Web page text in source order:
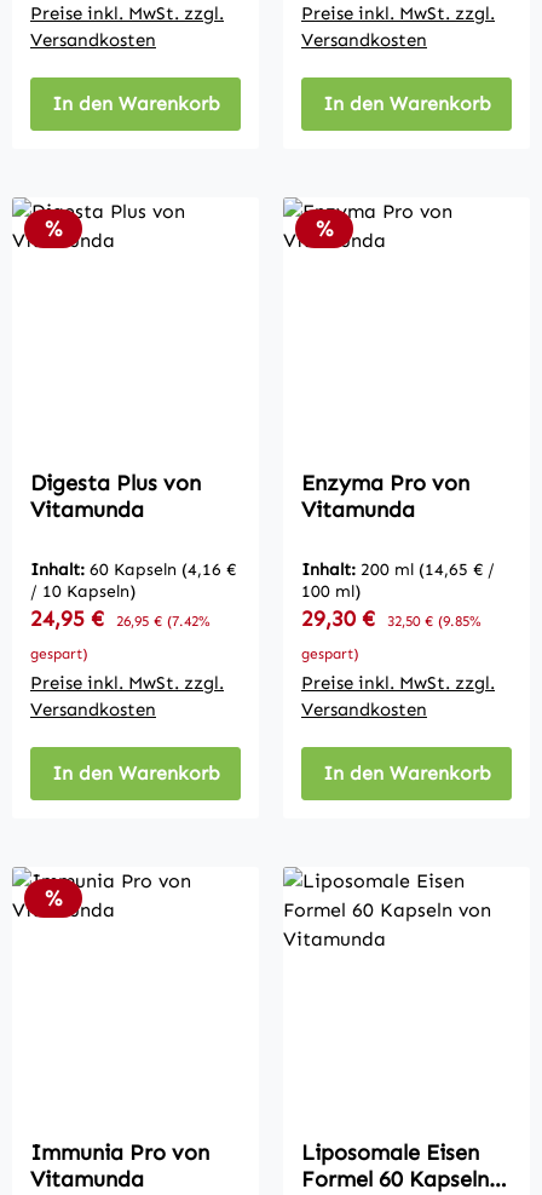
Preise inkl. MwSt. zzgl.
Versandkosten
In den Warenkorb
Preise inkl. MwSt. zzgl.
Versandkosten
In den Warenkorb
Rabatt
%
Digesta Plus von
Vitamunda
Inhalt: 60 Kapseln (4,16 €
/ 10 Kapseln)
Verkaufspreis:
24,95 € Regulärer Preis:
26,95 € (7.42%
gespart)
Preise inkl. MwSt. zzgl.
Versandkosten
In den Warenkorb
Rabatt
%
Enzyma Pro von
Vitamunda
Inhalt: 200 ml (14,65 € /
100 ml)
Verkaufspreis:
29,30 € Regulärer Preis:
32,50 € (9.85%
gespart)
Preise inkl. MwSt. zzgl.
Versandkosten
In den Warenkorb
Rabatt
%
Immunia Pro von
Vitamunda
Liposomale Eisen
Formel 60 Kapseln